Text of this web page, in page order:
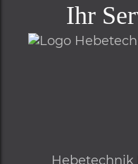
Ihr
Hebetechnik